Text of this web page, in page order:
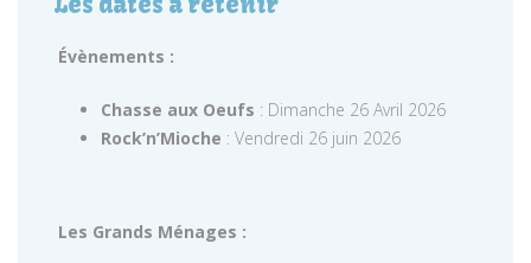
Évènements :
Chasse aux Oeufs : Dimanche 26 Avril 2026
Rock’n’Mioche : Vendredi 26 juin 2026
Les Grands Ménages :